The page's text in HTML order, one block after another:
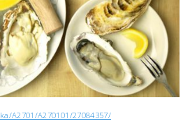
A2701/A270101/27084357/